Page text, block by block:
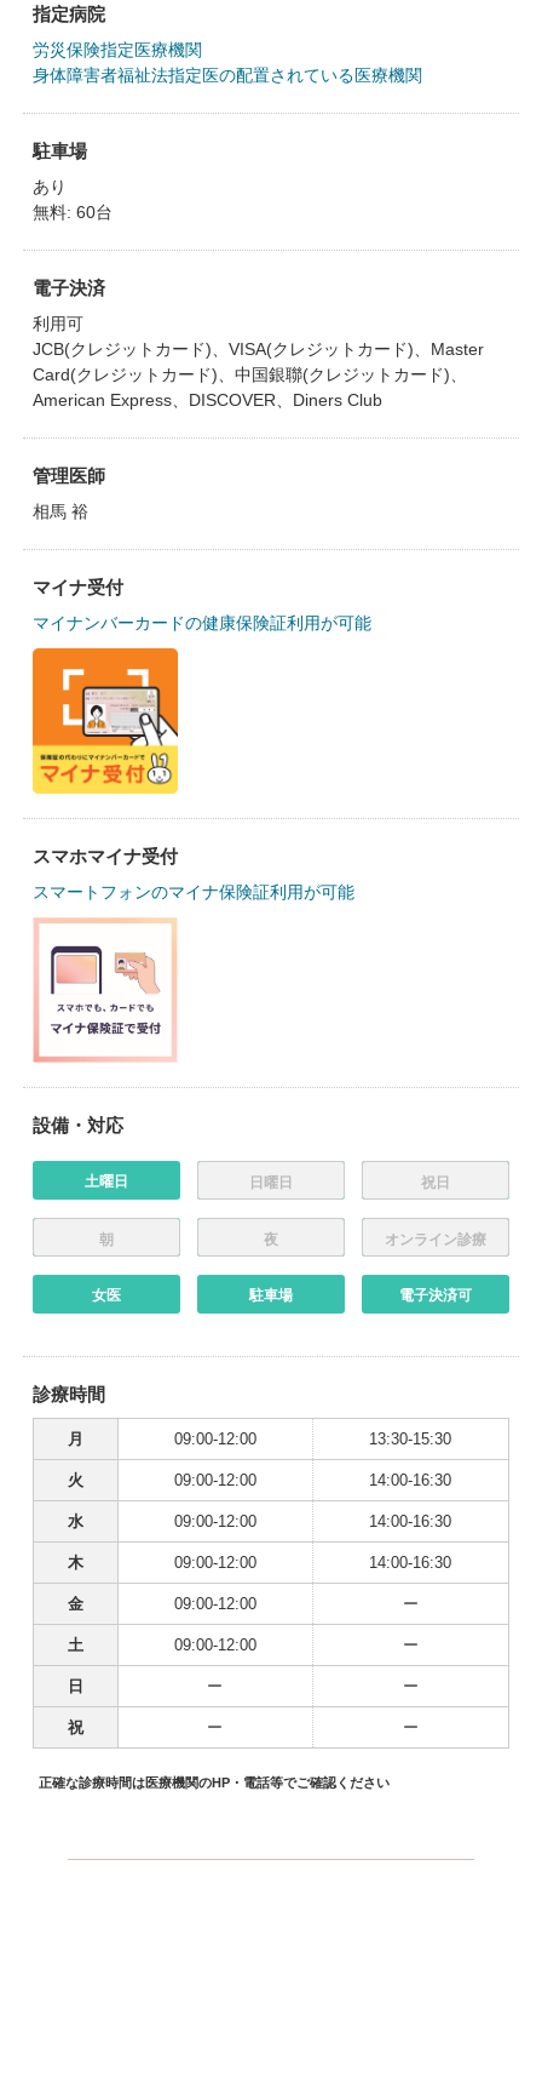
指定病院
労災保険指定医療機関
身体障害者福祉法指定医の配置されている医療機関
駐車場
あり
無料: 60台
電子決済
利用可
JCB(クレジットカード)、VISA(クレジットカード)、Master
Card(クレジットカード)、中国銀聯(クレジットカード)、
American Express、DISCOVER、Diners Club
管理医師
相馬 裕
マイナ受付
マイナンバーカードの健康保険証利用が可能
スマホマイナ受付
スマートフォンのマイナ保険証利用が可能
設備・対応
土曜日 日曜日 祝日
朝 夜 オンライン診療
女医 駐車場 電子決済可
診療時間
月 09:00-12:00 13:30-15:30
火 09:00-12:00 14:00-16:30
水 09:00-12:00 14:00-16:30
木 09:00-12:00 14:00-16:30
金 09:00-12:00 ー
土 09:00-12:00 ー
日 ー ー
祝 ー ー
正確な診療時間は医療機関のHP・電話等でご確認ください